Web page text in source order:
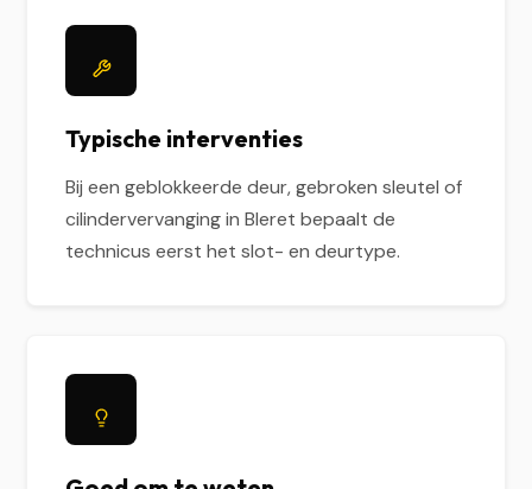
Typische interventies
Bij een geblokkeerde deur, gebroken sleutel of
cilindervervanging in Bleret bepaalt de
technicus eerst het slot- en deurtype.